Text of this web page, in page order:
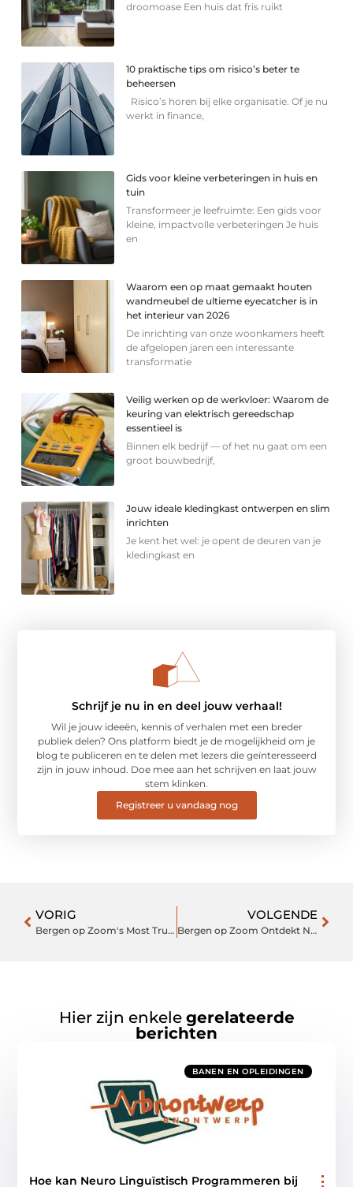
droomoase Een huis dat fris ruikt
10 praktische tips om risico’s beter te
beheersen
Risico’s horen bij elke organisatie. Of je nu
werkt in finance,
Gids voor kleine verbeteringen in huis en
tuin
Transformeer je leefruimte: Een gids voor
kleine, impactvolle verbeteringen Je huis
en
Waarom een op maat gemaakt houten
wandmeubel de ultieme eyecatcher is in
het interieur van 2026
De inrichting van onze woonkamers heeft
de afgelopen jaren een interessante
transformatie
Veilig werken op de werkvloer: Waarom de
keuring van elektrisch gereedschap
essentieel is
Binnen elk bedrijf — of het nu gaat om een
groot bouwbedrijf,
Jouw ideale kledingkast ontwerpen en slim
inrichten
Je kent het wel: je opent de deuren van je
kledingkast en
Schrijf je nu in en deel jouw verhaal!
Wil je jouw ideeën, kennis of verhalen met een breder
publiek delen? Ons platform biedt je de mogelijkheid om je
blog te publiceren en te delen met lezers die geïnteresseerd
zijn in jouw inhoud. Doe mee aan het schrijven en laat jouw
stem klinken.
Registreer u vandaag nog
VORIG
Bergen op Zoom's Most Trusted Weather Companion
VOLGENDE
Bergen op Zoom Ontdekt Nieuwe Hoogtes
Hier zijn enkele gerelateerde
berichten
BANEN EN OPLEIDINGEN
Hoe kan Neuro Linguïstisch Programmeren bij